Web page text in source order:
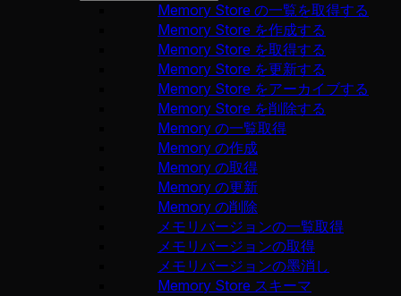
Memory Store の一覧を取得する
Memory Store を作成する
Memory Store を取得する
Memory Store を更新する
Memory Store をアーカイブする
Memory Store を削除する
Memory の一覧取得
Memory の作成
Memory の取得
Memory の更新
Memory の削除
メモリバージョンの一覧取得
メモリバージョンの取得
メモリバージョンの墨消し
Memory Store スキーマ